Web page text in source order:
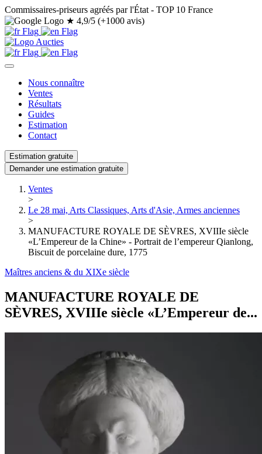
Commissaires-priseurs agréés par l'État - TOP 10 France
★ 4,9/5 (+1000 avis)
Nous connaître
Ventes
Résultats
Guides
Estimation
Contact
Estimation gratuite
Demander une estimation gratuite
Ventes
>
Le 28 mai, Arts Classiques, Arts d'Asie, Armes anciennes
>
MANUFACTURE ROYALE DE SÈVRES, XVIIIe siècle
«L’Empereur de la Chine» - Portrait de l’empereur Qianlong,
Biscuit de porcelaine dure, 1775
Maîtres anciens & du XIXe siècle
MANUFACTURE ROYALE DE
SÈVRES, XVIIIe siècle «L’Empereur de...